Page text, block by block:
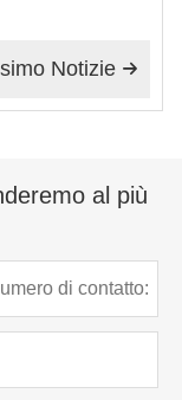

Notizie
al più